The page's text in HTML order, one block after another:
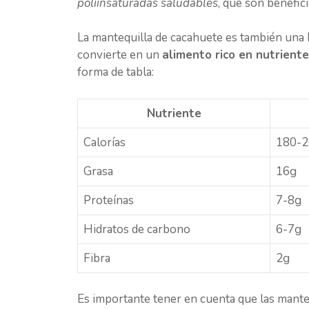
La mantequilla de cacahuete es también
convierte en un alimento rico en
forma de tabla:
Nutriente
Calorías
180-
Grasa
16g
Proteínas
7-8g
Hidratos de carbono
6-7g
Fibra
2g
Es importante tener en cuenta que las